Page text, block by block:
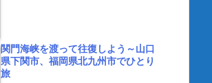
関門海峡を渡って往復しよう～山口
県下関市、福岡県北九州市でひとり
旅